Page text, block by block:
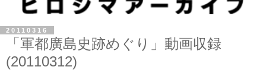
20110316
「軍都廣島史跡めぐり」動画収録
(20110312)